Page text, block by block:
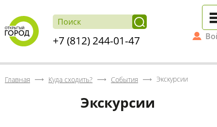
+7 (812) 244-01-47
Главная Куда сходить? События Экскурсии
Экскурсии